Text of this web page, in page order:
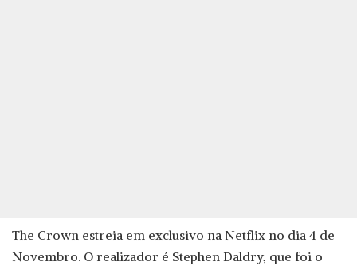
The Crown estreia em exclusivo na Netflix no dia 4 de
Novembro. O realizador é Stephen Daldry, que foi o